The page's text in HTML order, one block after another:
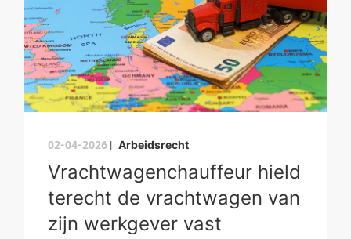
02-04-2026 | Arbeidsrecht
Vrachtwagenchauffeur hield
terecht de vrachtwagen van
zijn werkgever vast